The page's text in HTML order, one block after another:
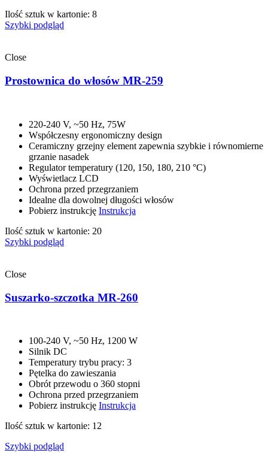
Ilość sztuk w kartonie: 8
Szybki podgląd
Close
Prostownica do włosów MR-259
220-240 V, ~50 Hz, 75W
Współczesny ergonomiczny design
Ceramiczny grzejny element zapewnia szybkie i równomierne
grzanie nasadek
Regulator temperatury (120, 150, 180, 210 °C)
Wyświetlacz LCD
Ochrona przed przegrzaniem
Idealne dla dowolnej długości włosów
Pobierz instrukcję Instrukcja
Ilość sztuk w kartonie: 20
Szybki podgląd
Close
Suszarko-szczotka MR-260
100-240 V, ~50 Hz, 1200 W
Silnik DC
Temperatury trybu pracy: 3
Pętelka do zawieszania
Obrót przewodu o 360 stopni
Ochrona przed przegrzaniem
Pobierz instrukcję Instrukcja
Ilość sztuk w kartonie: 12
Szybki podgląd